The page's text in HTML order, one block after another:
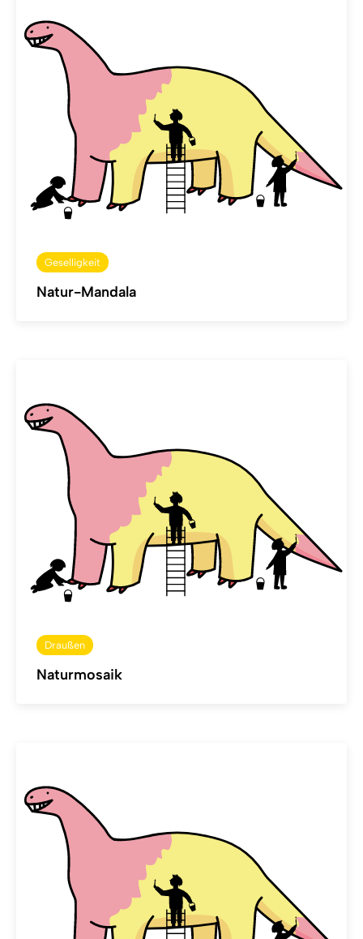
Geselligkeit
Natur-Mandala
Draußen
Naturmosaik